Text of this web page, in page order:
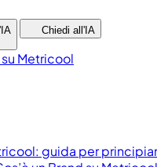
Chiedi all'IA
su Metricool
guida per